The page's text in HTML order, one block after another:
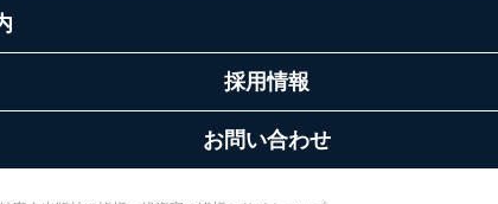
がご購入された商品の発売元企業からのｅメール等による商
ーン等の広告に関するご案内のため
況の把握およびその分析のため
トラブル対処、オペレーター教育など応対品質向上のため
採用情報
お問い合わせ